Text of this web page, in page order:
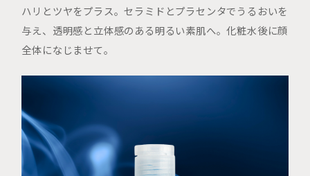
ハリとツヤをプラス。セラミドとプラセンタでうるおいを
与え、透明感と立体感のある明るい素肌へ。化粧水後に顔
全体になじませて。